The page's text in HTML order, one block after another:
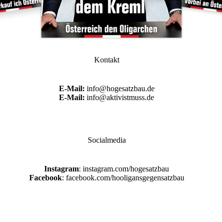
Kontakt
E-Mail: info@hogesatzbau.de
E-Mail: info@aktivistmuss.de
Socialmedia
Instagram: instagram.com/hogesatzbau
Facebook: facebook.com/hooligansgegensatzbau